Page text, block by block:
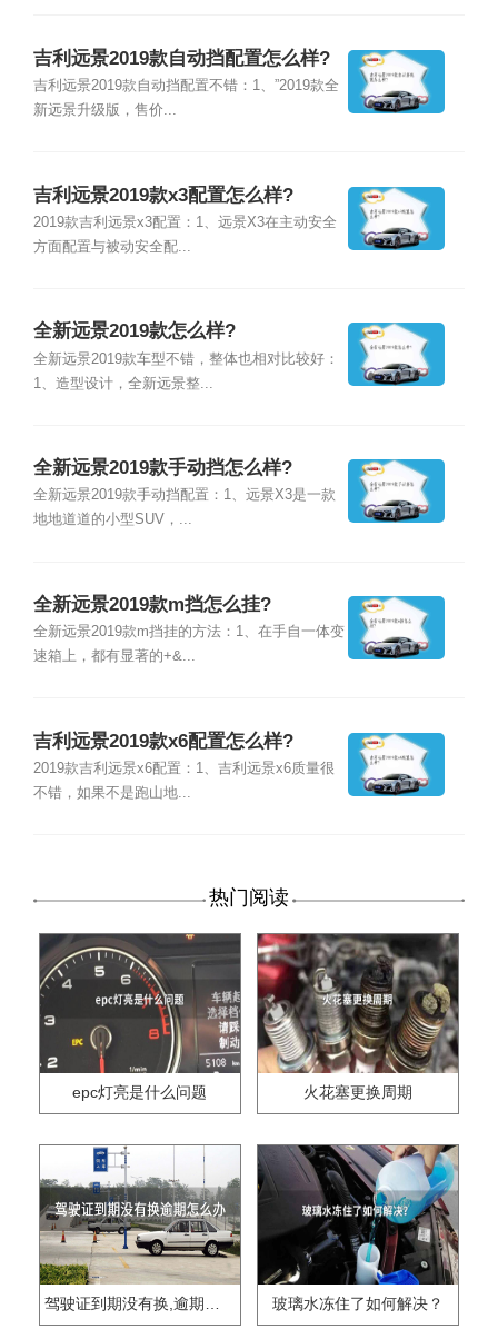
吉利远景2019款自动挡配置怎么样?
吉利远景2019款自动挡配置不错：1、”2019款全
新远景升级版，售价...
吉利远景2019款x3配置怎么样?
2019款吉利远景x3配置：1、远景X3在主动安全
方面配置与被动安全配...
全新远景2019款怎么样?
全新远景2019款车型不错，整体也相对比较好：
1、造型设计，全新远景整...
全新远景2019款手动挡怎么样?
全新远景2019款手动挡配置：1、远景X3是一款
地地道道的小型SUV，...
全新远景2019款m挡怎么挂?
全新远景2019款m挡挂的方法：1、在手自一体变
速箱上，都有显著的+&...
吉利远景2019款x6配置怎么样?
2019款吉利远景x6配置：1、吉利远景x6质量很
不错，如果不是跑山地...
热门阅读
epc灯亮是什么问题 火花塞更换周期
驾驶证到期没有换,逾期怎么办?? 玻璃水冻住了如何解决？